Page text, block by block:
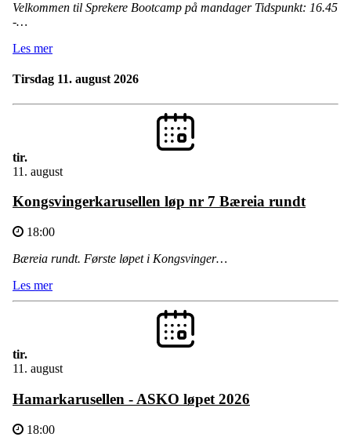
Velkommen til Sprekere Bootcamp på mandager Tidspunkt: 16.45
-…
Les mer
tirsdag 11. august 2026
tir.
11. august
Kongsvingerkarusellen løp nr 7 Bæreia rundt
18:00
Bæreia rundt. Første løpet i Kongsvinger…
Les mer
tir.
11. august
Hamarkarusellen - ASKO løpet 2026
18:00